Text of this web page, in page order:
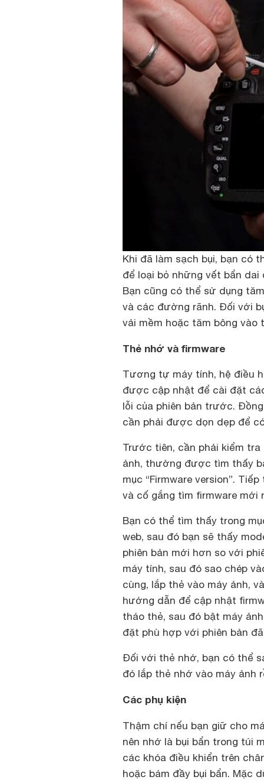
Khi đã làm sạch bụi, bạn có
để loại bỏ những vết bẩn dai
Bạn cũng có thể sử dụng
và các đường rãnh. Đối với
vải mềm hoặc tăm bông
Thẻ nhớ và firmware
Tương tự máy tính, hệ điều
được cập nhật để cài đặt
lỗi của phiên bản trước.
cần phải được dọn dẹp để
Trước tiên, cần phải kiểm
ảnh, thường được tìm thấy
mục “Firmware version”.
và cố gắng tìm firmware mới
Bạn có thể tìm thấy trong
web, sau đó bạn sẽ thấy
phiên bản mới hơn so với
máy tính, sau đó sao chép
cùng, lắp thẻ vào máy ảnh,
hướng dẫn để cập nhật
tháo thẻ, sau đó bật máy
đặt phù hợp với phiên bản
Đối với thẻ nhớ, bạn có thể
đó lắp thẻ nhớ vào máy ảnh
Các phụ kiện
Thậm chí nếu bạn giữ cho
nên nhớ là bụi bẩn trong túi
các khóa điều khiển trên
hoặc bám đầy bụi bẩn. Mặc